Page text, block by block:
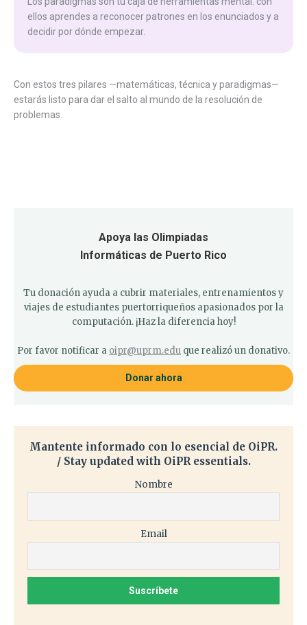
ellos aprendes a reconocer patrones en los enunciados y a
decidir por dónde empezar.
Con estos tres pilares —matemáticas, técnica y paradigmas—
estarás listo para dar el salto al mundo de la resolución de
problemas.
Apoya las Olimpiadas
Informáticas de Puerto Rico
Tu donación ayuda a cubrir materiales, entrenamientos y
viajes de estudiantes puertorriqueños apasionados por la
computación. ¡Haz la diferencia hoy!
Por favor notificar a oipr@uprm.edu que realizó un donativo.
Donar ahora
Mantente informado con lo esencial de OiPR.
/ Stay updated with OiPR essentials.
Nombre
Email